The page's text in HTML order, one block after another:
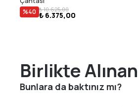
%40 ₺ 10.625,00
₺ 6.375,00
Birlikte
Bunlara da baktınız mı?